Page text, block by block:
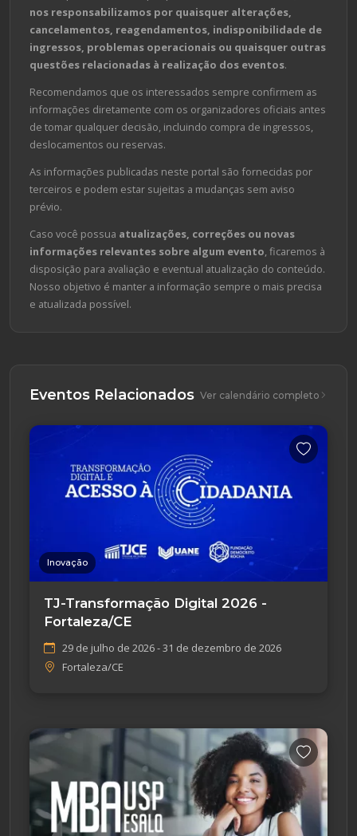
nos responsabilizamos por quaisquer alterações,
cancelamentos, reagendamentos, indisponibilidade de
ingressos, problemas operacionais ou quaisquer outras
questões relacionadas à realização dos eventos.
Recomendamos que os interessados sempre confirmem as
informações diretamente com os organizadores oficiais antes
de tomar qualquer decisão, incluindo compra de ingressos,
deslocamentos ou reservas.
As informações publicadas neste portal são fornecidas por
terceiros e podem estar sujeitas a mudanças sem aviso
prévio.
Caso você possua atualizações, correções ou novas
informações relevantes sobre algum evento, ficaremos à
disposição para avaliação e eventual atualização do conteúdo.
Nosso objetivo é manter a informação sempre o mais precisa
e atualizada possível.
Eventos Relacionados Ver calendário completo
Inovação
TJ-Transformação Digital 2026 -
Fortaleza/CE
29 de julho de 2026 - 31 de dezembro de 2026
Fortaleza/CE